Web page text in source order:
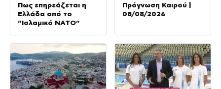
Πως επηρεάζεται η
Ελλάδα από το
“Ισλαμικό ΝΑΤΟ”
Πρόγνωση Καιρού |
08/08/2026